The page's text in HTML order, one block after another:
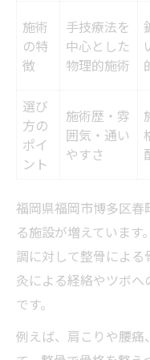
整骨院の鍼
整骨院と鍼灸を
整骨院鍼灸
整骨院の鍼
鍼灸と整骨
症状改善を目指
症状別・整
整骨院で鍼
整骨院鍼灸
整骨院の鍼
施術
の特
徴
手技療法を
中心とした
物理的施術
選び
方の
ポイ
ント
施術歴・雰
囲気・通い
やすさ
福岡県福岡市博多区春
る施設が増えていま
調に対して整骨によ
灸による経絡やツボ
です。
例えば、肩こりや腰痛